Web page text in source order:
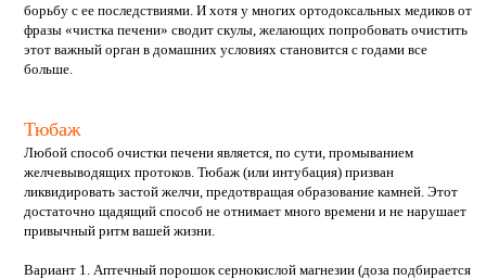
борьбу с ее последствиями. И хотя у многих ортодоксальных медиков от
фразы «чистка печени» сводит скулы, желающих попробовать очистить
этот важный орган в домашних условиях становится с годами все
больше.
Тюбаж
Любой способ очистки печени является, по сути, промыванием
желчевыводящих протоков. Тюбаж (или интубация) призван
ликвидировать застой желчи, предотвращая образование камней. Этот
достаточно щадящий способ не отнимает много времени и не нарушает
привычный ритм вашей жизни.
Вариант 1. Аптечный порошок сернокислой магнезии (доза подбирается